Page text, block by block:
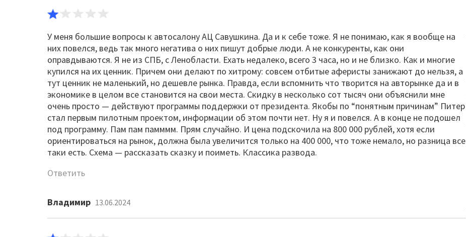
У меня большие вопросы к автосалону АЦ Савушкина. Да и к себе тоже. Я не понимаю, как я вообще на
них повелся, ведь так много негатива о них пишут добрые люди. А не конкуренты, как они
оправдываются. Я не из СПБ, с Ленобласти. Ехать недалеко, всего 3 часа, но и не близко. Как и многие
купился на их ценник. Причем они делают по хитрому: совсем отбитые аферисты занижают до нельзя, а
тут ценник не маленький, но дешевле рынка. Правда, если вспомнить что творится на авторынке да и в
экономике в целом все становится на свои места. Скидку в несколько сот тысяч они объяснили мне
очень просто — действуют программы поддержки от президента. Якобы по “понятным причинам” Питер
стал первым пилотным проектом, информации об этом почти нет. Ну я и повелся. А в конце не подошел
под программу. Пам пам памммм. Прям случайно. И цена подскочила на 800 000 рублей, хотя если
ориентироваться на рынок, должна была увеличится только на 400 000, что тоже немало, но разница все
таки есть. Схема — рассказать сказку и поиметь. Классика развода.
Ответить
Владимир 13.06.2024